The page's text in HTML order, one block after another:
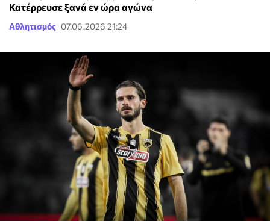
Κατέρρευσε ξανά εν ώρα αγώνα
Αθλητισμός 07.06.2026 21:24